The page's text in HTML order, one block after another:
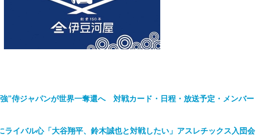
強”侍ジャパンが世界一奪還へ 対戦カード・日程・放送予定・メンバー
ライバル心「大谷翔平、鈴木誠也と対戦したい」アスレチックス入団会